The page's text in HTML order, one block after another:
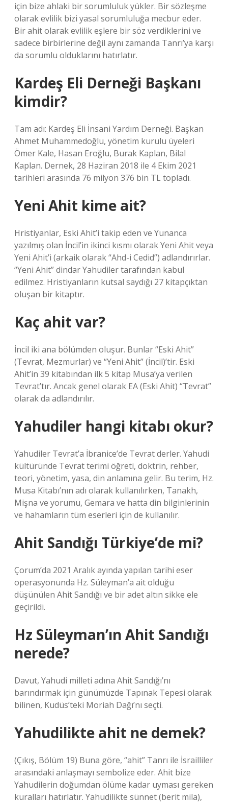
için bize ahlaki bir sorumluluk yükler. Bir sözleşme
olarak evlilik bizi yasal sorumluluğa mecbur eder.
Bir ahit olarak evlilik eşlere bir söz verdiklerini ve
sadece birbirlerine değil aynı zamanda Tanrı’ya karşı
da sorumlu olduklarını hatırlatır.
Kardeş Eli Derneği Başkanı
kimdir?
Tam adı: Kardeş Eli İnsani Yardım Derneği. Başkan
Ahmet Muhammedoğlu, yönetim kurulu üyeleri
Ömer Kale, Hasan Eroğlu, Burak Kaplan, Bilal
Kaplan. Dernek, 28 Haziran 2018 ile 4 Ekim 2021
tarihleri ​​arasında 76 milyon 376 bin TL topladı.
Yeni Ahit kime ait?
Hristiyanlar, Eski Ahit’i takip eden ve Yunanca
yazılmış olan İncil’in ikinci kısmı olarak Yeni Ahit veya
Yeni Ahit’i (arkaik olarak “Ahd-i Cedid”) adlandırırlar.
“Yeni Ahit” dindar Yahudiler tarafından kabul
edilmez. Hristiyanların kutsal saydığı 27 kitapçıktan
oluşan bir kitaptır.
Kaç ahit var?
İncil iki ana bölümden oluşur. Bunlar “Eski Ahit”
(Tevrat, Mezmurlar) ve “Yeni Ahit” (İncil)’tir. Eski
Ahit’in 39 kitabından ilk 5 kitap Musa’ya verilen
Tevrat’tır. Ancak genel olarak EA (Eski Ahit) “Tevrat”
olarak da adlandırılır.
Yahudiler hangi kitabı okur?
Yahudiler Tevrat’a İbranice’de Tevrat derler. Yahudi
kültüründe Tevrat terimi öğreti, doktrin, rehber,
teori, yönetim, yasa, din anlamına gelir. Bu terim, Hz.
Musa Kitabı’nın adı olarak kullanılırken, Tanakh,
Mişna ve yorumu, Gemara ve hatta din bilginlerinin
ve hahamların tüm eserleri için de kullanılır.
Ahit Sandığı Türkiye’de mi?
Çorum’da 2021 Aralık ayında yapılan tarihi eser
operasyonunda Hz. Süleyman’a ait olduğu
düşünülen Ahit Sandığı ve bir adet altın sikke ele
geçirildi.
Hz Süleyman’ın Ahit Sandığı
nerede?
Davut, Yahudi milleti adına Ahit Sandığı’nı
barındırmak için günümüzde Tapınak Tepesi olarak
bilinen, Kudüs’teki Moriah Dağı’nı seçti.
Yahudilikte ahit ne demek?
(Çıkış, Bölüm 19) Buna göre, “ahit” Tanrı ile İsrailliler
arasındaki anlaşmayı sembolize eder. Ahit bize
Yahudilerin doğumdan ölüme kadar uyması gereken
kuralları hatırlatır. Yahudilikte sünnet (berit mila),